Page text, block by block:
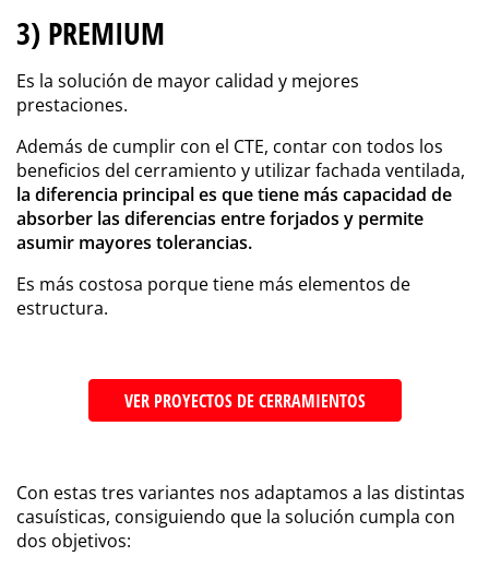
3) PREMIUM
Es la solución de mayor calidad y mejores
prestaciones.
Además de cumplir con el CTE, contar con todos los
beneficios del cerramiento y utilizar fachada ventilada,
la diferencia principal es que tiene más capacidad de
absorber las diferencias entre forjados y permite
asumir mayores tolerancias.
Es más costosa porque tiene más elementos de
estructura.
VER PROYECTOS DE CERRAMIENTOS
Con estas tres variantes nos adaptamos a las distintas
casuísticas, consiguiendo que la solución cumpla con
dos objetivos: